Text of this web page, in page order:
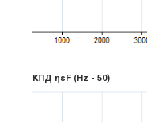
КПД ηsF (Hz - 50)